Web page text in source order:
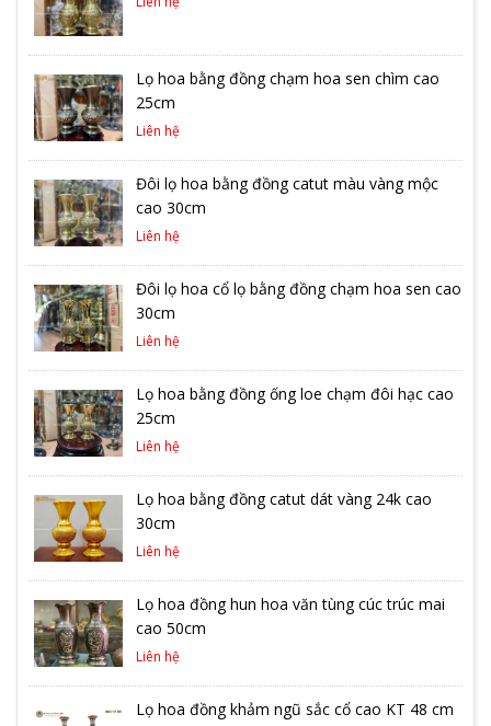
Lọ hoa bằng đồng chạm hoa sen chìm cao
25cm
Liên hệ
Đôi lọ hoa bằng đồng catut màu vàng mộc
cao 30cm
Liên hệ
Đôi lọ hoa cổ lọ bằng đồng chạm hoa sen cao
30cm
Liên hệ
Lọ hoa bằng đồng ống loe chạm đôi hạc cao
25cm
Liên hệ
Lọ hoa bằng đồng catut dát vàng 24k cao
30cm
Liên hệ
Lọ hoa đồng hun hoa văn tùng cúc trúc mai
cao 50cm
Liên hệ
Lọ hoa đồng khảm ngũ sắc cổ cao KT 48 cm